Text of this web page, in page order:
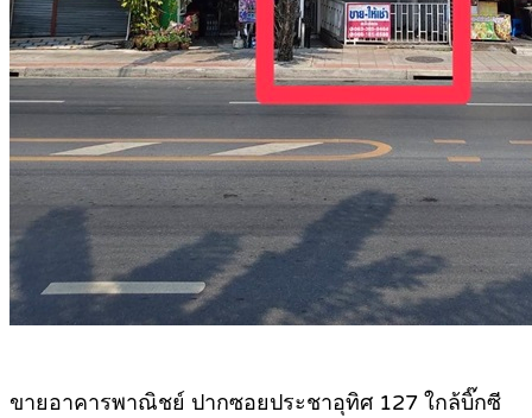
ขายอาคารพาณิชย์ ปากซอยประชาอุทิศ 127 ใกล้บิ๊กซี